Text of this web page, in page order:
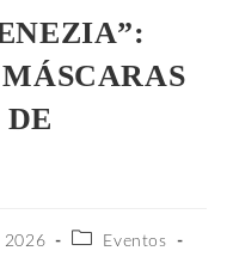
DE
2026
Eventos